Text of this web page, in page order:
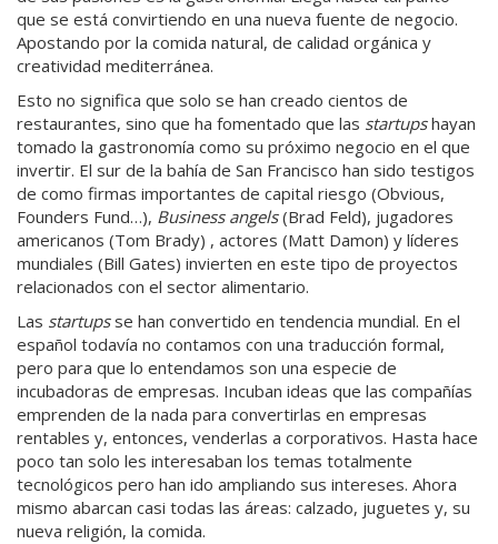
que se está convirtiendo en una nueva fuente de negocio.
Apostando por la comida natural, de calidad orgánica y
creatividad mediterránea.
Esto no significa que solo se han creado cientos de
restaurantes, sino que ha fomentado que las startupshayan
tomado la gastronomía como su próximo negocio en el que
invertir. El sur de la bahía de San Francisco han sido testigos
de como firmas importantes de capital riesgo (Obvious,
Founders Fund…), Business angels(Brad Feld), jugadores
americanos (Tom Brady) , actores (Matt Damon) y líderes
mundiales (Bill Gates) invierten en este tipo de proyectos
relacionados con el sector alimentario.
Las startupsse han convertido en tendencia mundial. En el
español todavía no contamos con una traducción formal,
pero para que lo entendamos son una especie de
incubadoras de empresas. Incuban ideas que las compañías
emprenden de la nada para convertirlas en empresas
rentables y, entonces, venderlas a corporativos. Hasta hace
poco tan solo les interesaban los temas totalmente
tecnológicos pero han ido ampliando sus intereses. Ahora
mismo abarcan casi todas las áreas: calzado, juguetes y, su
nueva religión, la comida.